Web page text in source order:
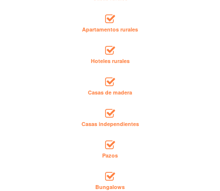
Apartamentos rurales
Hoteles rurales
Casas de madera
Casas independientes
Pazos
Bungalows